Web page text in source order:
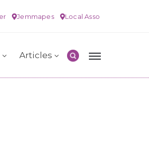
Jemmapes Local Asso
Articles